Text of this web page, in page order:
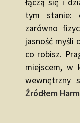
tym stanie:
zarówno
jasność myśli
co robisz.
miejscem, w
wewnętrzny
Źródłem